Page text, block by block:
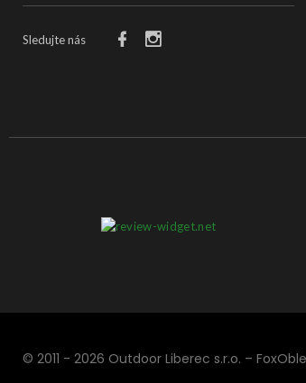
Sledujte nás
© 2011 - 2026 Outdoor Liberec s.r.o. –